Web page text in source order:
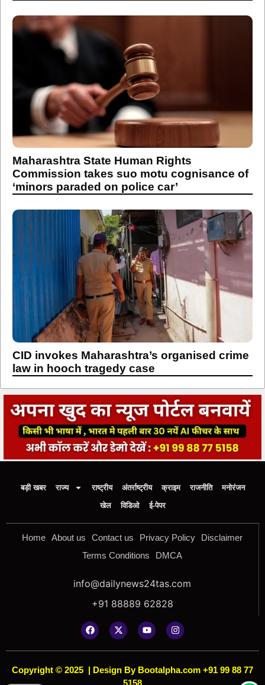
Maharashtra State Human Rights
Commission takes suo motu cognisance of
‘minors paraded on police car’
CID invokes Maharashtra’s organised crime
law in hooch tragedy case
बड़ी खबर राज्य राष्ट्रीय अंतर्राष्ट्रीय क्राइम राजनीति
मनोरंजन
खेल
विडिओ ई-पेपर
Home About us Contact us Privacy Policy
Disclaimer
Terms Conditions
DMCA
info@dailynews24tas.com
+91 88889 62828
Copyright © 2025 | Design By Bootalpha.com +91 99 88 77
5158